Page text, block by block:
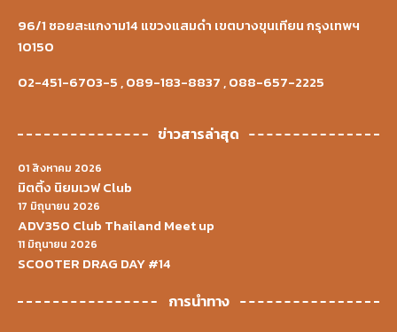
96/1 ซอยสะแกงาม14 แขวงแสมดำ เขตบางขุนเทียน กรุงเทพฯ
10150
02-451-6703-5,089-183-8837,088-657-2225
ข่าวสารล่าสุด
01 สิงหาคม 2026
มิตติ้ง นิยมเวฟ Club
17 มิถุนายน 2026
ADV350 Club Thailand Meet up
11 มิถุนายน 2026
SCOOTER DRAG DAY #14
การนำทาง